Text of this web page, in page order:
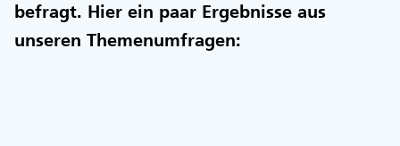
befragt. Hier ein paar Ergebnisse aus
unseren Themenumfragen: